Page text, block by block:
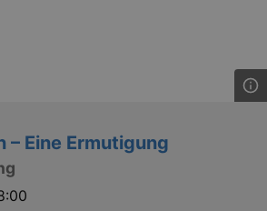
Eine Ermutigung